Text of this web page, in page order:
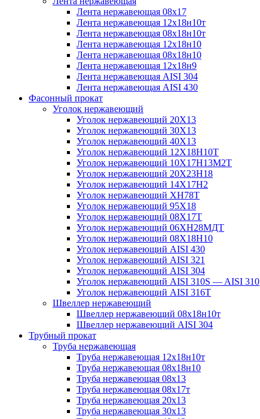
Лента нержавеющая 08х17
Лента нержавеющая 12х18н10т
Лента нержавеющая 08х18н10т
Лента нержавеющая 12х18н10
Лента нержавеющая 08х18н10
Лента нержавеющая 12х18н9
Лента нержавеющая AISI 304
Лента нержавеющая AISI 430
Фасонный прокат
Уголок нержавеющий
Уголок нержавеющий 20Х13
Уголок нержавеющий 30Х13
Уголок нержавеющий 40Х13
Уголок нержавеющий 12Х18Н10Т
Уголок нержавеющий 10Х17Н13М2T
Уголок нержавеющий 20Х23Н18
Уголок нержавеющий 14Х17Н2
Уголок нержавеющий ХН78Т
Уголок нержавеющий 95Х18
Уголок нержавеющий 08Х17Т
Уголок нержавеющий 06ХН28МДТ
Уголок нержавеющий 08Х18Н10
Уголок нержавеющий AISI 430
Уголок нержавеющий AISI 321
Уголок нержавеющий AISI 304
Уголок нержавеющий AISI 310S — AISI 310
Уголок нержавеющий AISI 316T
Швеллер нержавеющий
Швеллер нержавеющий 08х18н10т
Швеллер нержавеющий AISI 304
Трубный прокат
Труба нержавеющая
Труба нержавеющая 12х18н10т
Труба нержавеющая 08х18н10
Труба нержавеющая 08х13
Труба нержавеющая 08х17т
Труба нержавеющая 20х13
Труба нержавеющая 30х13